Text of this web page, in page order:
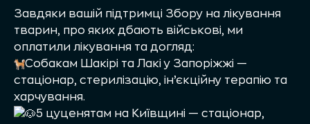
Завдяки вашій підтримці Збору на лікування
тварин, про яких дбають військові, ми
оплатили лікування та догляд:
Собакам Шакірі та Лакі у Запоріжжі —
стаціонар, стерилізацію, ін’єкційну терапію та
харчування.
5 цуценятам на Київщині — стаціонар,